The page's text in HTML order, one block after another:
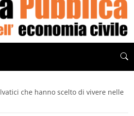
che hanno scelto di vivere nelle